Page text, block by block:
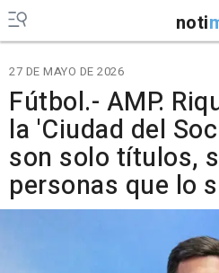
noti
27 DE MAYO DE 2026
Fútbol.- AMP.
la 'Ciudad del
son solo títulos,
personas que lo